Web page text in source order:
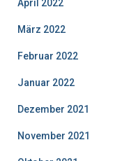
April 2022
März 2022
Februar 2022
Januar 2022
Dezember 2021
November 2021